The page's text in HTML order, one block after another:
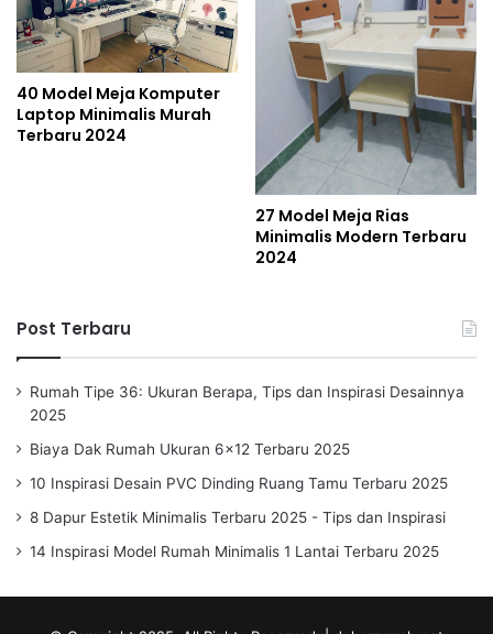
40 Model Meja Komputer
Laptop Minimalis Murah
Terbaru 2024
27 Model Meja Rias
Minimalis Modern Terbaru
2024
Post Terbaru
Rumah Tipe 36: Ukuran Berapa, Tips dan Inspirasi Desainnya
2025
Biaya Dak Rumah Ukuran 6×12 Terbaru 2025
10 Inspirasi Desain PVC Dinding Ruang Tamu Terbaru 2025
8 Dapur Estetik Minimalis Terbaru 2025 - Tips dan Inspirasi
14 Inspirasi Model Rumah Minimalis 1 Lantai Terbaru 2025